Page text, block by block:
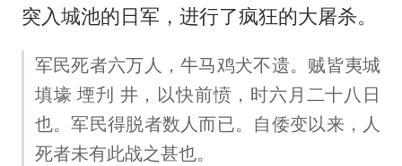
突入城池的日军，进行了疯狂的大屠杀。
军民死者六万人，牛马鸡犬不遗。贼皆夷城
填壕 堙刋 井，以快前愤，时六月二十八日
也。军民得脱者数人而已。自倭变以来，人
死者未有此战之甚也。